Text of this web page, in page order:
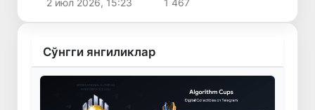
2 июл 2026, 15:23 1 467
Сўнгги янгиликлар